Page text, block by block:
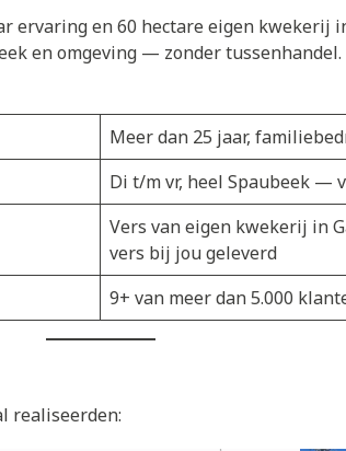
ervaring en 60 hectare eigen kwekerij
en omgeving — zonder
Meer dan 25 jaar,
Di t/m vr, heel Spaubeek —
Vers van eigen kwekerij in
vers bij jou geleverd
9+ van meer dan 5.000
realiseerden: